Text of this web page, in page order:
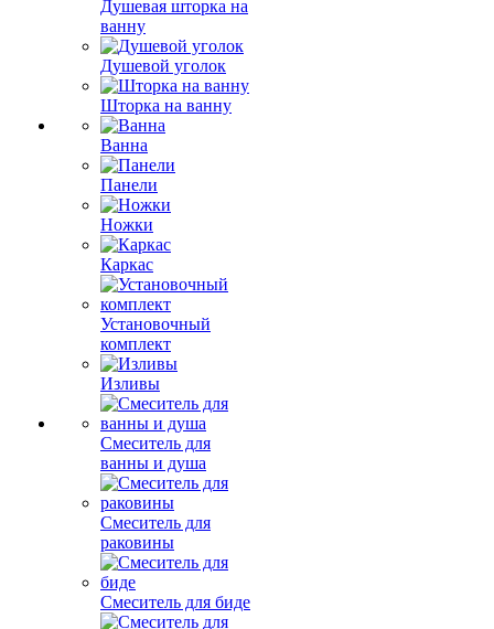
Душевая шторка на
ванну
Душевой уголок
Шторка на ванну
Ванна
Панели
Ножки
Каркас
Установочный
комплект
Изливы
Смеситель для
ванны и душа
Смеситель для
раковины
Смеситель для биде